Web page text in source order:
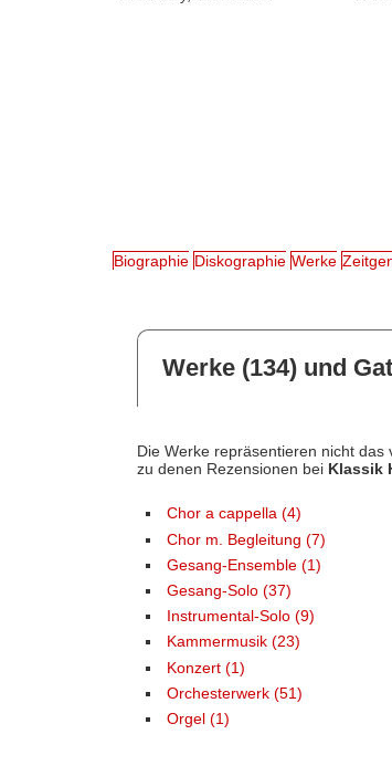
Biographie Diskographie Werke
Werke (134) und
Die Werke repräsentieren nicht das
zu denen Rezensionen bei Klassik
Chor a cappella (4)
Chor m. Begleitung (7)
Gesang-Ensemble (1)
Gesang-Solo (37)
Instrumental-Solo (9)
Kammermusik (23)
Konzert (1)
Orchesterwerk (51)
Orgel (1)